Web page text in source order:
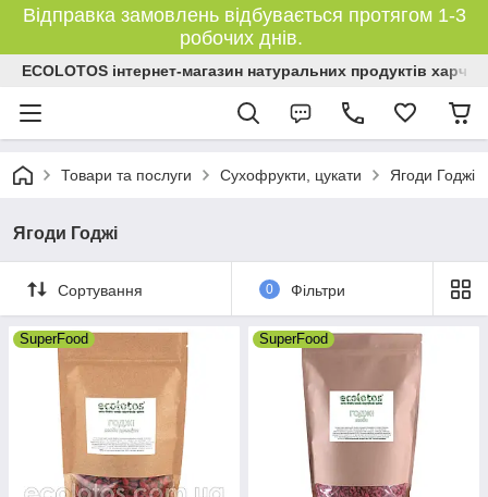
Відправка замовлень відбувається протягом 1-3
робочих днів.
ECOLOTOS інтернет-магазин натуральних продуктів
Товари та послуги Сухофрукти, цукати Ягоди Годжі
Ягоди Годжі
Сортування 0 Фільтри
SuperFood SuperFood